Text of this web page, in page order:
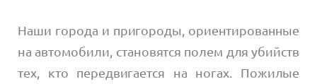
Наши города и пригороды, ориентированные
на автомобили, становятся полем для убийств
тех, кто передвигается на ногах. Пожилые